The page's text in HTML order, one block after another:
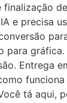
e precisa
para gráfica.
Entrega
tá aqui,